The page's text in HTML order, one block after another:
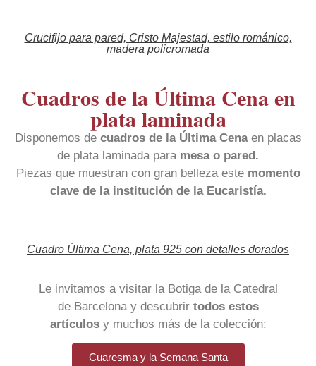
Crucifijo para pared, Cristo Majestad, estilo románico,
madera policromada
Cuadros de la Última Cena en
plata laminada
Disponemos de cuadros de la Última Cenaen placas
de plata laminada para mesa o pared.
Piezas que muestran con gran belleza este momento
clave de la institución de la Eucaristía.
Cuadro Última Cena, plata 925 con detalles dorados
Le invitamos a visitar la Botiga de la Catedral
de Barcelona y descubrir todos estos
artículosy muchos más de la colección:
Cuaresma y la Semana Santa